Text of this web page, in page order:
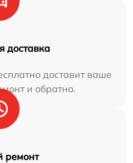
доставка
доставит ваше
и обратно.
ремонт